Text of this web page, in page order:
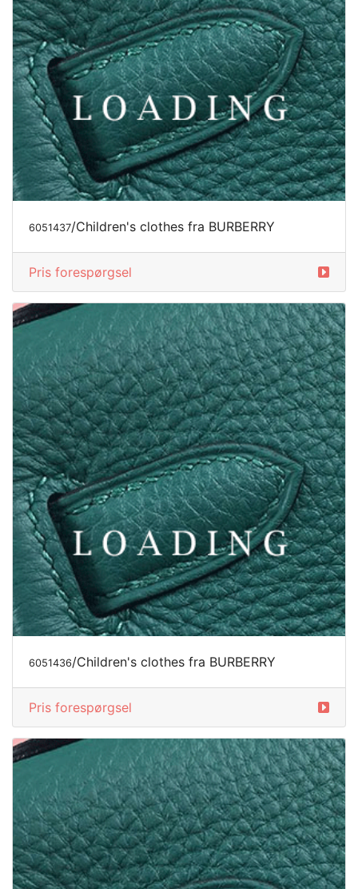
6051437/Children's clothes fra BURBERRY
Pris forespørgsel
6051436/Children's clothes fra BURBERRY
Pris forespørgsel